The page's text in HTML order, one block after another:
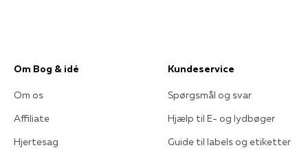
Om Bog & idé
Om os
Affiliate
Hjertesag
Kundeservice
Spørgsmål og svar
Hjælp til E- og lydbøger
Guide til labels og etiketter